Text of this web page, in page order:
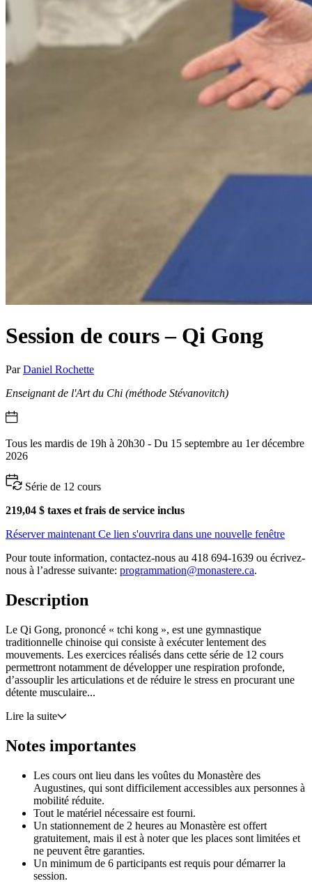
Session de cours – Qi Gong
ParDaniel Rochette
Enseignant de l'Art du Chi (méthode Stévanovitch)
Tous les mardis de 19h à 20h30 - Du 15 septembre au 1er décembre
2026
Série de 12 cours
219,04 $ taxes et frais de service inclus
Réserver maintenant Ce lien s'ouvrira dans une nouvelle fenêtre
Pour toute information, contactez-nous au 418 694-1639 ou écrivez-
nous à l’adresse suivante: programmation@monastere.ca.
Description
Le Qi Gong, prononcé « tchi kong », est une gymnastique
traditionnelle chinoise qui consiste à exécuter lentement des
mouvements. Les exercices réalisés dans cette série de 12 cours
permettront notamment de développer une respiration profonde,
d’assouplir les articulations et de réduire le stress en procurant une
détente musculaire...
Lire la suite
Notes importantes
Les cours ont lieu dans les voûtes du Monastère des
Augustines, qui sont difficilement accessibles aux personnes à
mobilité réduite.
Tout le matériel nécessaire est fourni.
Un stationnement de 2 heures au Monastère est offert
gratuitement, mais il est à noter que les places sont limitées et
ne peuvent être garanties.
Un minimum de 6 participants est requis pour démarrer la
session.